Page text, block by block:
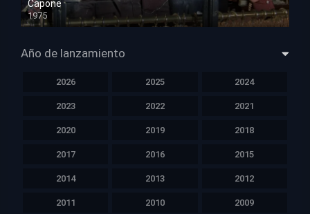
Capone
1975
HD 1080p
Año de lanzamiento
2026 2025 2024
2023 2022 2021
2020 2019 2018
2017 2016 2015
2014 2013 2012
2011 2010 2009